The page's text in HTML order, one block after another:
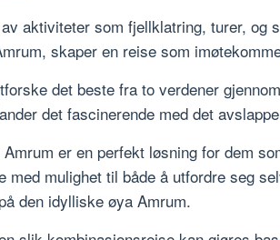
aktiviteter som fjellklatring, turer, og
skaper en reise som
det beste fra to verdener
det fascinerende med det
er en perfekt løsning for dem
med mulighet til både å utfordre seg
den idylliske øya Amrum.